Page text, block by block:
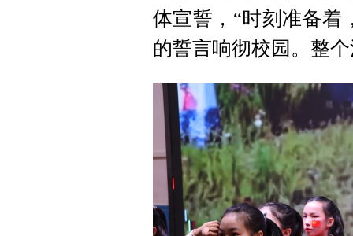
体宣誓，“时刻准备着
的誓言响彻校园。 整